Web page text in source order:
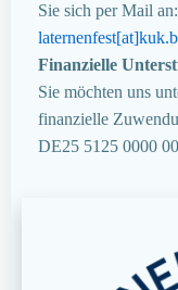
Sie sich per Mail an:
Finanzielle
Sie möchten uns
finanzielle
DE25 5125 0000